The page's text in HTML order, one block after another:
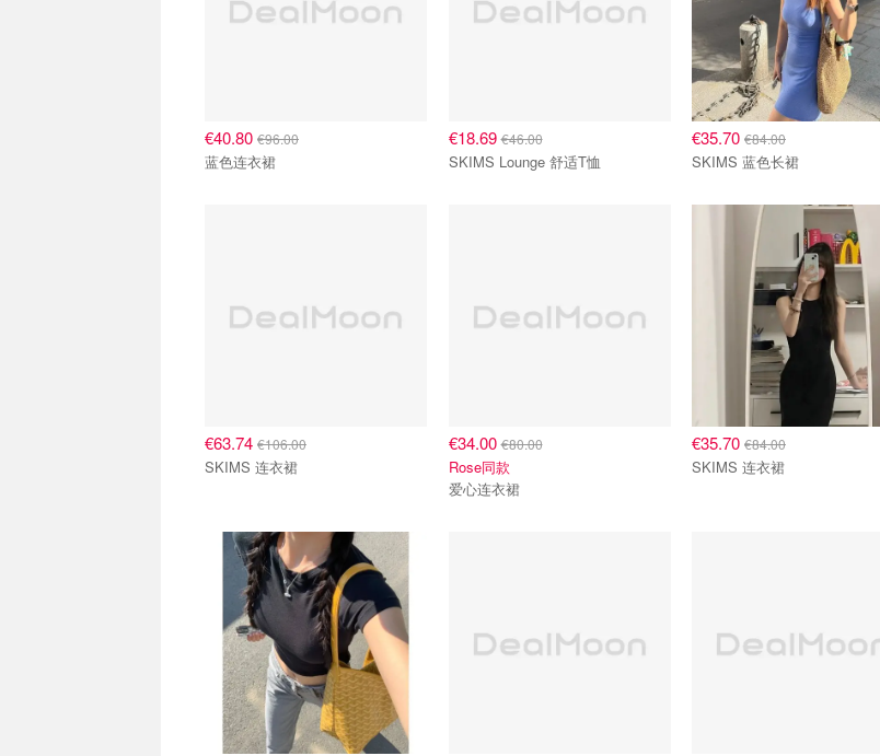
€40.80 €96.00
蓝色连衣裙
€18.69€46.00
SKIMS Lounge 舒适T恤
€35.70 €84.00
SKIMS 蓝色长裙
€63.74 €106.00
SKIMS 连衣裙
€34.00€80.00
Rose同款
爱心连衣裙
€35.70 €84.00
SKIMS 连衣裙